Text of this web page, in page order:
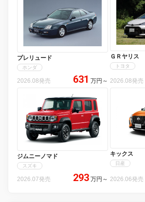
プレリュード
ホンダ
2026.08発売 631 万円 ～
ＧＲヤリス
トヨタ
2026.08発売
ジムニーノマド
スズキ
2026.07発売 293 万円 ～
キックス
日産
2026.06発売